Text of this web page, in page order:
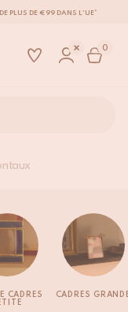
PLUS DE €99 DANS L'UE*
PLUS ADORABLE DU MONDE
À LA MAIN
0
CADRES
CADRES